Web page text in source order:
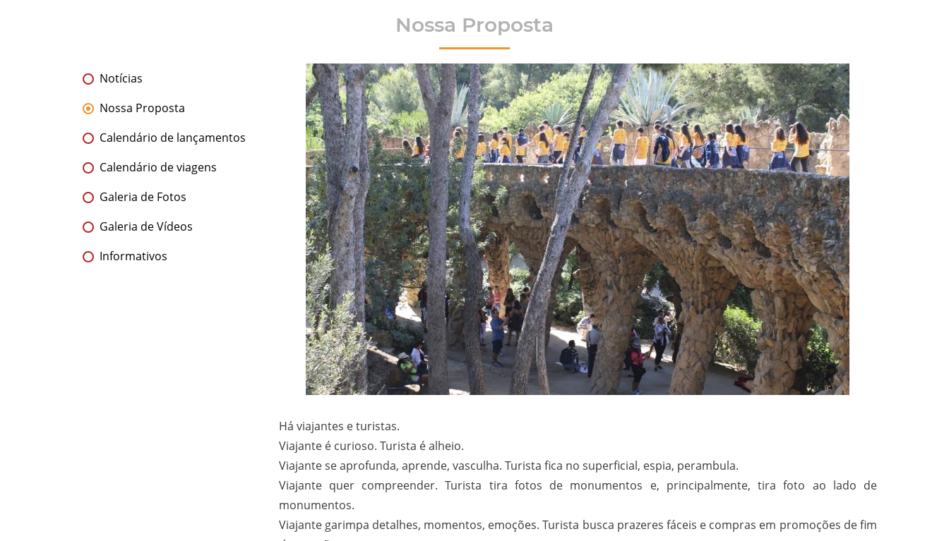
Nossa Proposta
Notícias
Nossa Proposta
Calendário de lançamentos
Calendário de viagens
Galeria de Fotos
Galeria de Vídeos
Informativos
Há viajantes e turistas.
Viajante é curioso. Turista é alheio.
Viajante se aprofunda, aprende, vasculha. Turista fica no superficial, espia, perambula.
Viajante quer compreender. Turista tira fotos de monumentos e, principalmente, tira foto ao lado de
monumentos.
Viajante garimpa detalhes, momentos, emoções. Turista busca prazeres fáceis e compras em promoções de fim